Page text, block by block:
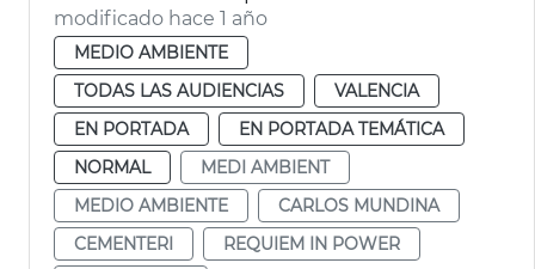
modificado hace 1 año
MEDIO AMBIENTE
TODAS LAS AUDIENCIAS
VALENCIA
EN PORTADA
EN PORTADA TEMÁTICA
NORMAL
MEDI AMBIENT
MEDIO AMBIENTE
CARLOS MUNDINA
CEMENTERI
REQUIEM IN POWER